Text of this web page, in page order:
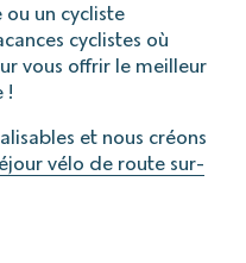
un cycliste
cyclistes où
vous offrir le meilleur
!
et nous créons
vélo de route sur-